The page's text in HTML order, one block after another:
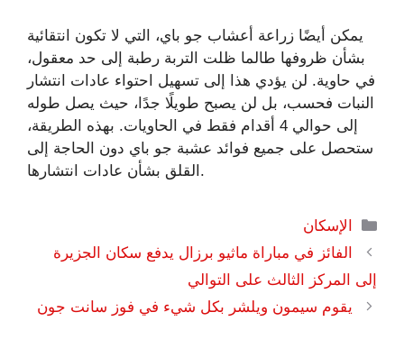
يمكن أيضًا زراعة أعشاب جو باي، التي لا تكون انتقائية
بشأن ظروفها طالما ظلت التربة رطبة إلى حد معقول،
في حاوية. لن يؤدي هذا إلى تسهيل احتواء عادات انتشار
النبات فحسب، بل لن يصبح طويلًا جدًا، حيث يصل طوله
إلى حوالي 4 أقدام فقط في الحاويات. بهذه الطريقة،
ستحصل على جميع فوائد عشبة جو باي دون الحاجة إلى
القلق بشأن عادات انتشارها.
التصنيفات
الإسكان
الفائز في مباراة ماثيو برزال يدفع سكان الجزيرة
إلى المركز الثالث على التوالي
يقوم سيمون ويلشر بكل شيء في فوز سانت جون